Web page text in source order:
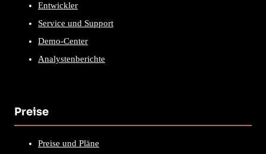
Entwickler
Service und Support
Demo-Center
Analystenberichte
Preise
Preise und Pläne